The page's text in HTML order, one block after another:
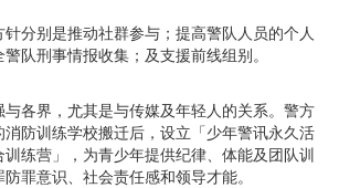
分别是推动社群参与；提高警队人员的个人
队刑事情报收集；及支援前线组别。
各界，尤其是与传媒及年轻人的关系。警方
防训练学校搬迁后，设立「少年警讯永久活
练营」，为青少年提供纪律、体能及团队训
罪意识、社会责任感和领导才能。